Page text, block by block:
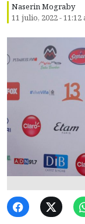
Naserin Mograby
11 julio, 2022 - 11:12